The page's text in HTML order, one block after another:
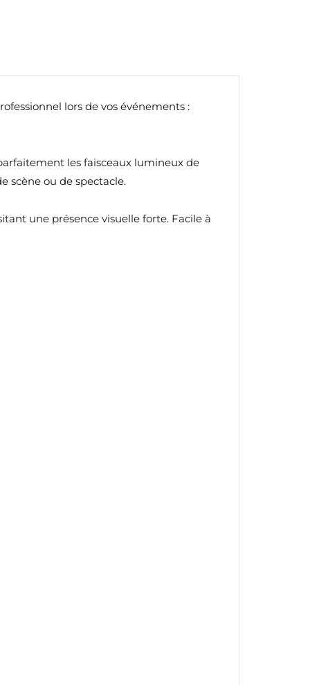
lors de vos événements :
les faisceaux lumineux de
scène ou de spectacle.
une présence visuelle forte. Facile à